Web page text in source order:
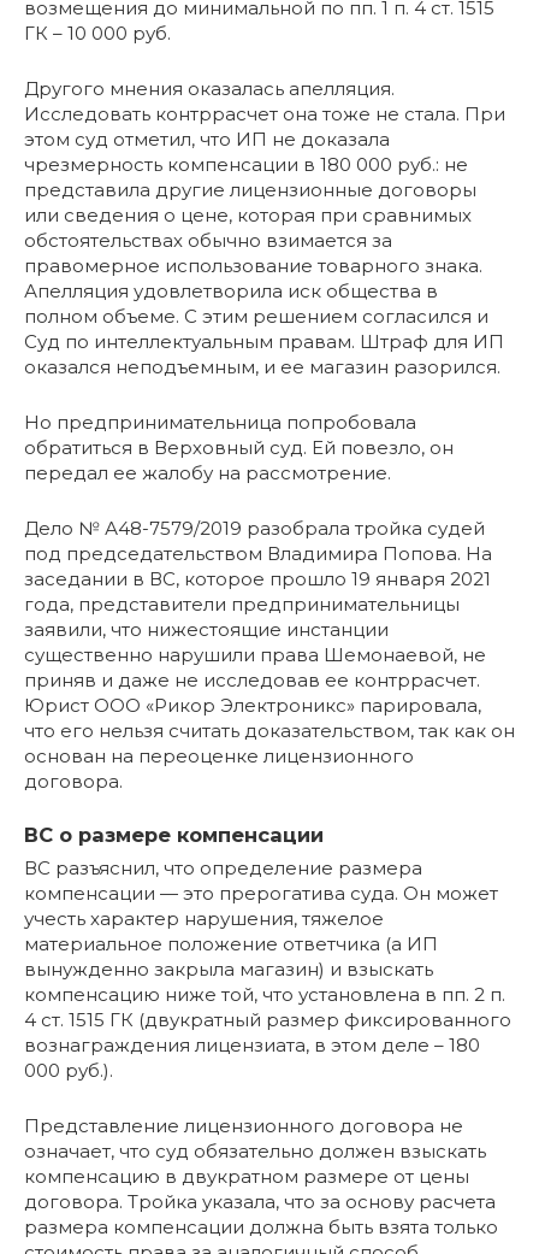
возмещения до минимальной по пп. 1 п. 4 ст. 1515
ГК – 10 000 руб.
Другого мнения оказалась апелляция.
Исследовать контррасчет она тоже не стала. При
этом суд отметил, что ИП не доказала
чрезмерность компенсации в 180 000 руб.: не
представила другие лицензионные договоры
или сведения о цене, которая при сравнимых
обстоятельствах обычно взимается за
правомерное использование товарного знака.
Апелляция удовлетворила иск общества в
полном объеме. С этим решением согласился и
Суд по интеллектуальным правам. Штраф для ИП
оказался неподъемным, и ее магазин разорился.
Но предпринимательница попробовала
обратиться в Верховный суд. Ей повезло, он
передал ее жалобу на рассмотрение.
Дело № А48-7579/2019 разобрала тройка судей
под председательством Владимира Попова. На
заседании в ВС, которое прошло 19 января 2021
года, представители предпринимательницы
заявили, что нижестоящие инстанции
существенно нарушили права Шемонаевой, не
приняв и даже не исследовав ее контррасчет.
Юрист ООО «Рикор Электроникс» парировала,
что его нельзя считать доказательством, так как он
основан на переоценке лицензионного
договора.
ВС о размере компенсации
ВС разъяснил, что определение размера
компенсации — это прерогатива суда. Он может
учесть характер нарушения, тяжелое
материальное положение ответчика (а ИП
вынужденно закрыла магазин) и взыскать
компенсацию ниже той, что установлена в пп. 2 п.
4 ст. 1515 ГК (двукратный размер фиксированного
вознаграждения лицензиата, в этом деле – 180
000 руб.).
Представление лицензионного договора не
означает, что суд обязательно должен взыскать
компенсацию в двукратном размере от цены
договора. Тройка указала, что за основу расчета
размера компенсации должна быть взята только